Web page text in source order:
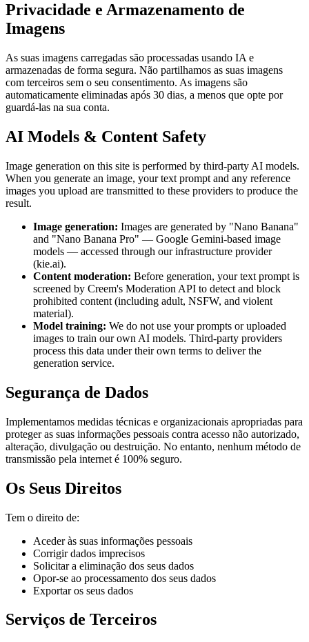
Privacidade e Armazenamento de
Imagens
As suas imagens carregadas são processadas usando IA e
armazenadas de forma segura. Não partilhamos as suas imagens
com terceiros sem o seu consentimento. As imagens são
automaticamente eliminadas após 30 dias, a menos que opte por
guardá-las na sua conta.
AI Models & Content Safety
Image generation on this site is performed by third-party AI models.
When you generate an image, your text prompt and any reference
images you upload are transmitted to these providers to produce the
result.
Image generation: Images are generated by "Nano Banana"
and "Nano Banana Pro" — Google Gemini-based image
models — accessed through our infrastructure provider
(kie.ai).
Content moderation: Before generation, your text prompt is
screened by Creem's Moderation API to detect and block
prohibited content (including adult, NSFW, and violent
material).
Model training: We do not use your prompts or uploaded
images to train our own AI models. Third-party providers
process this data under their own terms to deliver the
generation service.
Segurança de Dados
Implementamos medidas técnicas e organizacionais apropriadas para
proteger as suas informações pessoais contra acesso não autorizado,
alteração, divulgação ou destruição. No entanto, nenhum método de
transmissão pela internet é 100% seguro.
Os Seus Direitos
Tem o direito de:
Aceder às suas informações pessoais
Corrigir dados imprecisos
Solicitar a eliminação dos seus dados
Opor-se ao processamento dos seus dados
Exportar os seus dados
Serviços de Terceiros